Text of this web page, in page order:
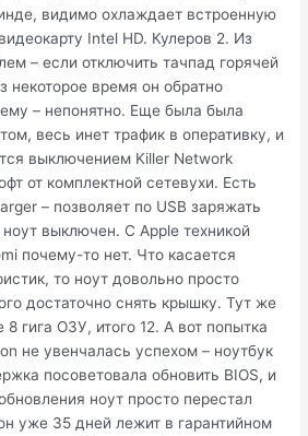
видимо охлаждает встроенную
Intel HD. Кулеров 2. Из
– если отключить тачпад горячей
некоторое время он обратно
– непонятно. Еще была была
весь инет трафик в оперативку, и
выключением Killer Network
от комплектной сетевухи. Есть
– позволяет по USB заряжать
выключен. С Apple техникой
почему-то нет. Что касается
то ноут довольно просто
достаточно снять крышку. Тут же
гига ОЗУ, итого 12. А вот попытка
не увенчалась успехом – ноутбук
посоветовала обновить BIOS, и
ноут просто перестал
уже 35 дней лежит в гарантийном